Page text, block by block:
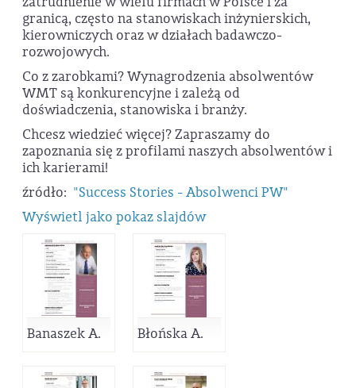
granicą, często na stanowiskach inżynierskich,
kierowniczych oraz w działach badawczo-
rozwojowych.
Co z zarobkami? Wynagrodzenia absolwentów
WMT są konkurencyjne i zależą od
doświadczenia, stanowiska i branży.
Chcesz wiedzieć więcej? Zapraszamy do
zapoznania się z profilami naszych absolwentów i
ich karierami!
źródło: "Success Stories - Absolwenci PW"
Wyświetl jako pokaz slajdów
Banaszek A. Błońska A.